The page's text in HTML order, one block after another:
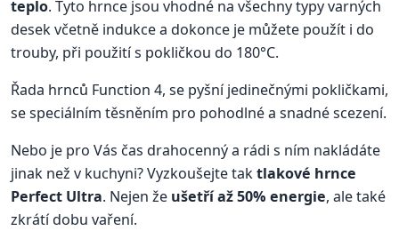
teplo. Tyto hrnce jsou vhodné na všechny typy varných
desek včetně indukce a dokonce je můžete použít i do
trouby, při použití s pokličkou do 180°C.
Řada hrnců Function 4, se pyšní jedinečnými pokličkami,
se speciálním těsněním pro pohodlné a snadné scezení.
Nebo je pro Vás čas drahocenný a rádi s ním nakládáte
jinak než v kuchyni? Vyzkoušejte taktlakové hrnce
Perfect Ultra. Nejen že ušetří až 50% energie, ale také
zkrátí dobu vaření.